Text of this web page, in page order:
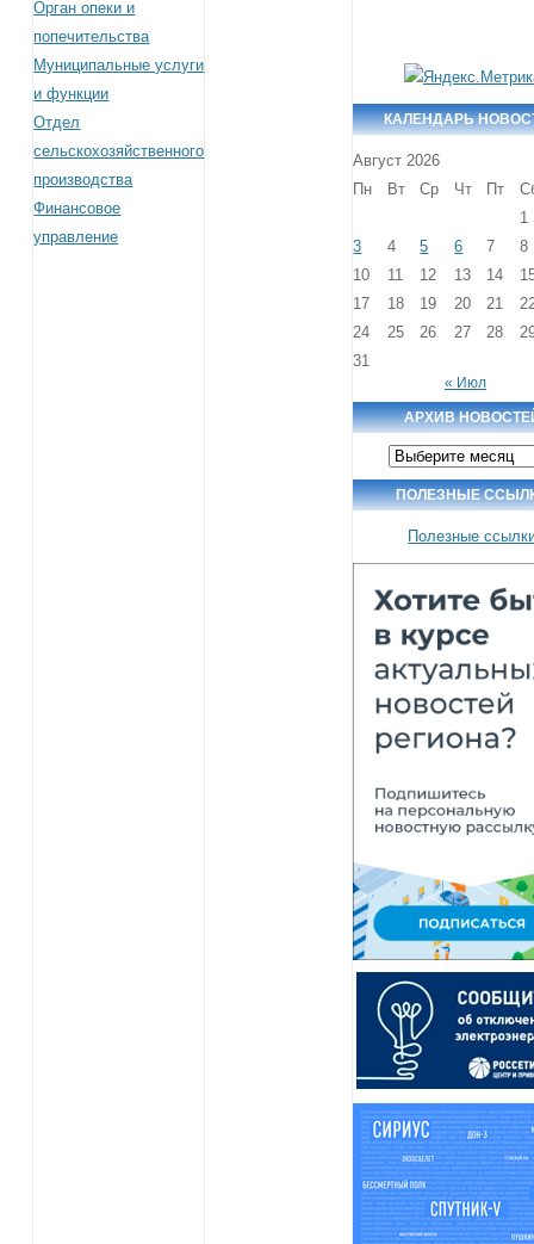
Орган опеки и
попечительства
Муниципальные услуги
и функции
Отдел
сельскохозяйственного
производства
Финансовое
управление
КАЛЕНДАРЬ
Август 2026
Пн
Вт Ср Чт Пт
1
3
4 5 6 7
8
10
11 12 13 14
17
18 19 20 21
24
25 26 27 28
31
« Июл
АРХИВ
Архив
новостей
ПОЛЕЗНЫЕ
Полезные